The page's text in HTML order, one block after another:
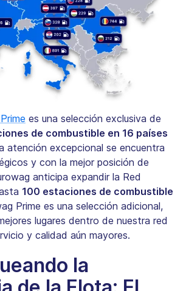
es una selección exclusiva de
de combustible en 16 países
atención excepcional se encuentra
y con la mejor posición de
anticipa expandir la Red
100 estaciones de combustible
Prime es una selección adicional,
lugares dentro de nuestra red
y calidad aún mayores.
la